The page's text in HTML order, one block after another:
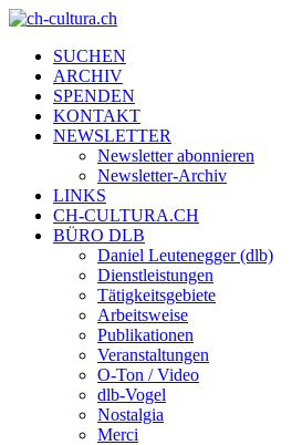
SUCHEN
ARCHIV
SPENDEN
KONTAKT
NEWSLETTER
Newsletter abonnieren
Newsletter-Archiv
LINKS
CH-CULTURA.CH
BÜRO DLB
Daniel Leutenegger (dlb)
Dienstleistungen
Tätigkeitsgebiete
Arbeitsweise
Publikationen
Veranstaltungen
O-Ton / Video
dlb-Vogel
Nostalgia
Merci